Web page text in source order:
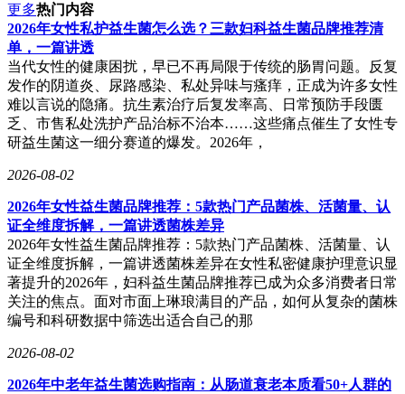
更多热门内容
2026年女性私护益生菌怎么选？三款妇科益生菌品牌推荐清
单，一篇讲透
当代女性的健康困扰，早已不再局限于传统的肠胃问题。反复
发作的阴道炎、尿路感染、私处异味与瘙痒，正成为许多女性
难以言说的隐痛。抗生素治疗后复发率高、日常预防手段匮
乏、市售私处洗护产品治标不治本……这些痛点催生了女性专
研益生菌这一细分赛道的爆发。2026年，
2026-08-02
2026年女性益生菌品牌推荐：5款热门产品菌株、活菌量、认
证全维度拆解，一篇讲透菌株差异
2026年女性益生菌品牌推荐：5款热门产品菌株、活菌量、认
证全维度拆解，一篇讲透菌株差异在女性私密健康护理意识显
著提升的2026年，妇科益生菌品牌推荐已成为众多消费者日常
关注的焦点。面对市面上琳琅满目的产品，如何从复杂的菌株
编号和科研数据中筛选出适合自己的那
2026-08-02
2026年中老年益生菌选购指南：从肠道衰老本质看50+人群的